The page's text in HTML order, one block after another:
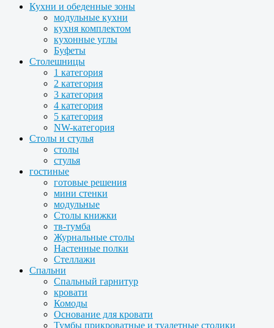
Кухни и обеденные зоны
модульные кухни
кухня комплектом
кухонные углы
Буфеты
Столешницы
1 категория
2 категория
3 категория
4 категория
5 категория
NW-категория
Столы и стулья
столы
стулья
гостиные
готовые решения
мини стенки
модульные
Столы книжки
тв-тумба
Журнальные столы
Настенные полки
Стеллажи
Спальни
Спальный гарнитур
кровати
Комоды
Основание для кровати
Тумбы прикроватные и туалетные столики